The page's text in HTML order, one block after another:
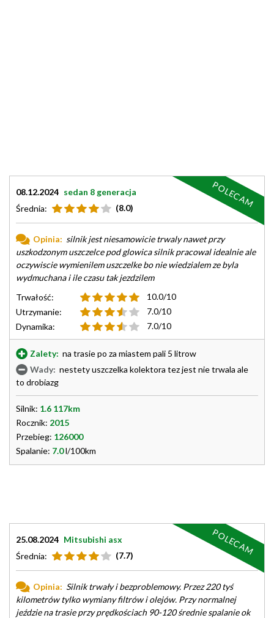
08.12.2024 sedan 8 generacja
Średnia:
(8.0)
Opinia: silnik jest niesamowicie trwaly nawet przy
uszkodzonym uszczelce pod glowica silnik pracowal idealnie ale
oczywiscie wymienilem uszczelke bo nie wiedzialem ze byla
wydmuchana i ile czasu tak jezdzilem
Trwałość:
10.0/10
Utrzymanie:
7.0/10
Dynamika:
7.0/10
Zalety: na trasie po za miastem pali 5 litrow
Wady: nestety uszczelka kolektora tez jest nie trwala ale
to drobiazg
Silnik: 1.6 117km
Rocznik: 2015
Przebieg: 126000
Spalanie: 7.0l/100km
POLECAM
25.08.2024 Mitsubishi asx
Średnia:
(7.7)
Opinia: Silnik trwały i bezproblemowy. Przez 220 tyś
kilometrów tylko wymiany filtrów i olejów. Przy normalnej
jeździe na trasie przy prędkościach 90-120 średnie spalanie ok
POLECAM